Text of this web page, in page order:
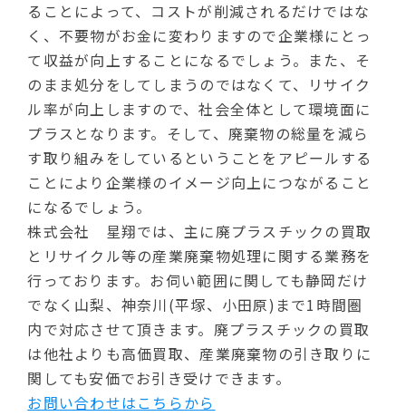
ることによって、コストが削減されるだけではな
く、不要物がお金に変わりますので企業様にとっ
て収益が向上することになるでしょう。また、そ
のまま処分をしてしまうのではなくて、リサイク
ル率が向上しますので、社会全体として環境面に
プラスとなります。そして、廃棄物の総量を減ら
す取り組みをしているということをアピールする
ことにより企業様のイメージ向上につながること
になるでしょう。
株式会社 星翔では、主に廃プラスチックの買取
とリサイクル等の産業廃棄物処理に関する業務を
行っております。お伺い範囲に関しても静岡だけ
でなく山梨、神奈川(平塚、小田原)まで1時間圏
内で対応させて頂きます。廃プラスチックの買取
は他社よりも高価買取、産業廃棄物の引き取りに
関しても安価でお引き受けできます。
お問い合わせはこちらから